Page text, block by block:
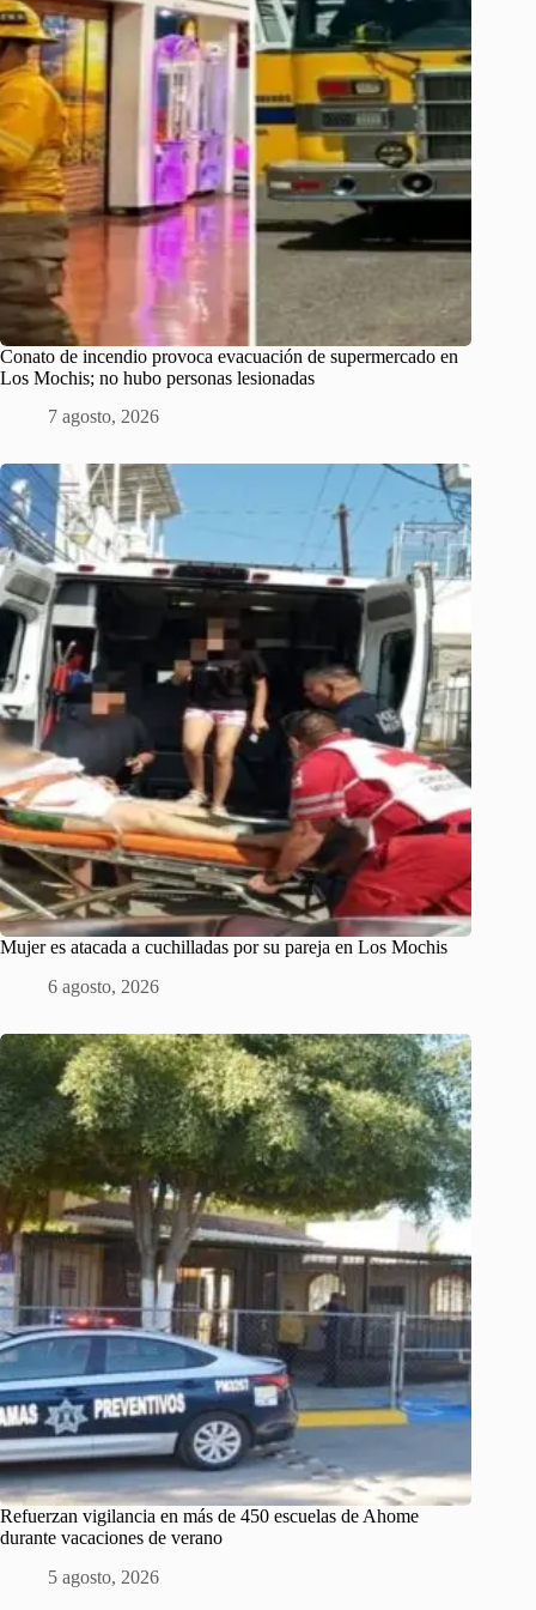
Conato de incendio provoca evacuación de supermercado en
Los Mochis; no hubo personas lesionadas
7 agosto, 2026
Mujer es atacada a cuchilladas por su pareja en Los Mochis
6 agosto, 2026
Refuerzan vigilancia en más de 450 escuelas de Ahome
durante vacaciones de verano
5 agosto, 2026